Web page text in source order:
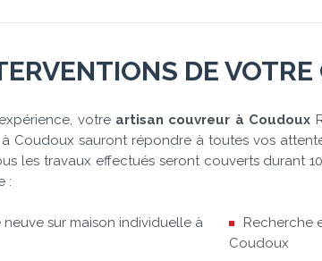
DE
votre artisan couvreur à Coudoux
Coudoux sauront répondre à toutes vos
les travaux effectués seront couverts durant
:
sur maison individuelle à
Recherche
Coudoux